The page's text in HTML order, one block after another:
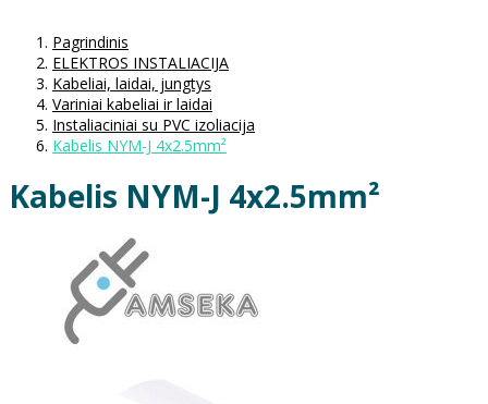
Pagrindinis
ELEKTROS INSTALIACIJA
Kabeliai, laidai, jungtys
Variniai kabeliai ir laidai
Instaliaciniai su PVC izoliacija
Kabelis NYM-J 4x2.5mm²
Kabelis NYM-J 4x2.5mm²